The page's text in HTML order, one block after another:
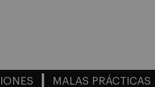
MALAS PRÁCTICAS